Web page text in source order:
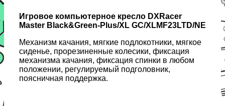
Игровое компьютерное кресло DXRacer
Master Black&Green-Plus/XL GC/XLMF23LTD/NE
Механизм качания, мягкие подлокотники, мягкое
сиденье, прорезиненные колесики, фиксация
механизма качания, фиксация спинки в любом
положении, регулируемый подголовник,
поясничная поддержка.